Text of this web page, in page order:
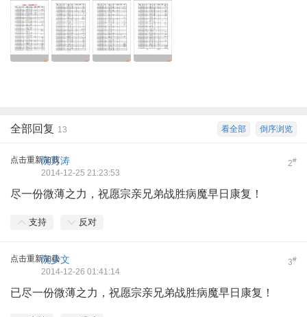
倒序浏览
看全部
全部回复 13
点击重新加载 2#
阮万涛
2014-12-25 21:23:53
尽一份微薄之力，祝愿宗亲兄弟战胜病魔早日康复！
支持 反对
点击重新加载 3#
阮少文
2014-12-26 01:41:14
已尽一份微薄之力，祝愿宗亲兄弟战胜病魔早日康复！